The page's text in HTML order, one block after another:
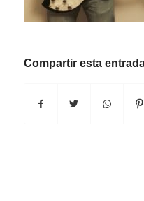
Compartir esta